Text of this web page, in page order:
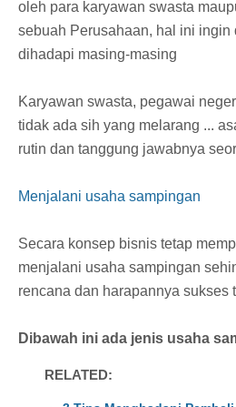
oleh para karyawan swasta
sebuah Perusahaan, hal ini
dihadapi masing-masing
Karyawan swasta, pegawai
tidak ada sih yang melarang ...
rutin dan tanggung jawabnya
Menjalani usaha sampingan
Secara konsep bisnis tetap
menjalani usaha sampingan
rencana dan harapannya
Dibawah ini ada jenis usaha
RELATED: